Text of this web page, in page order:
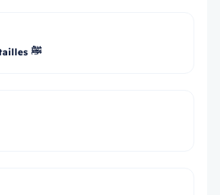
Le résumé de ses batailles ﷺ